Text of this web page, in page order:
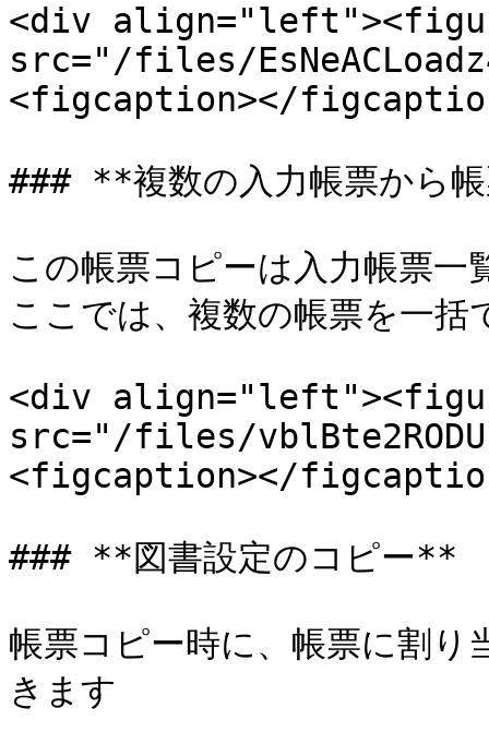
<div
src="/files/
<figcaption></
### **複数の入力帳票から
この帳票コピーは入力帳票
ここでは、複数の帳票を一
<div
src="/files/
<figcaption></
### **図書設定のコピー**
帳票コピー時に、帳票に割り
きます